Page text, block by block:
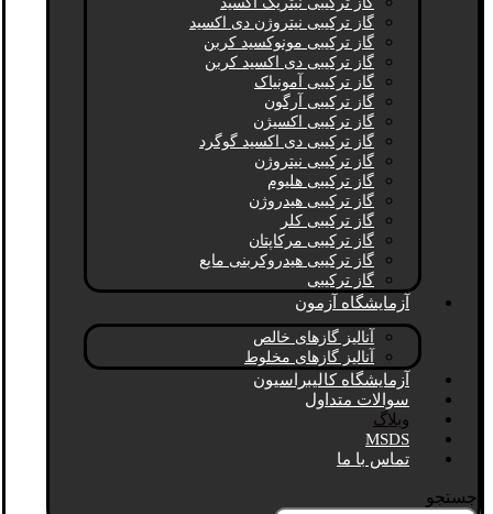
گاز ترکیبی نیتروژن دی اکسید
گاز ترکیبی مونوکسید کربن
گاز ترکیبی دی اکسید کربن
گاز ترکیبی آمونیاک
گاز ترکیبی آرگون
گاز ترکیبی اکسیژن
گاز ترکیبی دی اکسید گوگرد
گاز ترکیبی نیتروژن
گاز ترکیبی هلیوم
گاز ترکیبی هیدروژن
گاز ترکیبی کلر
گاز ترکیبی مرکاپتان
گاز ترکیبی هیدروکربنی مایع
گاز ترکیبی
آزمایشگاه آزمون
آنالیز گازهای خالص
آنالیز گازهای مخلوط
آزمایشگاه کالیبراسیون
سوالات متداول
وبلاگ
MSDS
تماس با ما
جستجو